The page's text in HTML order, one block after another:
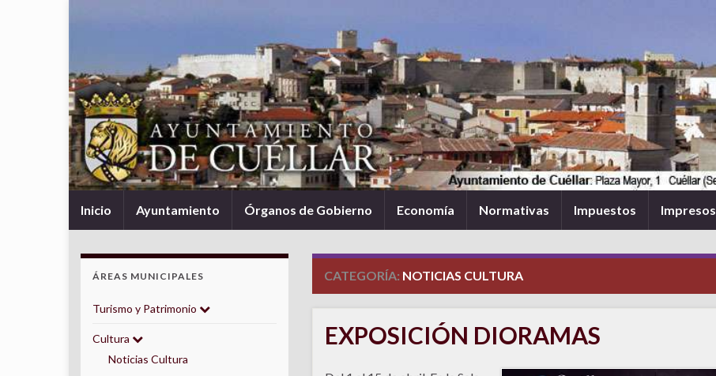
Inicio Ayuntamiento Órganos de Gobierno Economía Normativas Impuestos Impresos
CATEGORÍA: NOTICIAS CULTURA
EXPOSICIÓN DIORAMAS
ÁREAS MUNICIPALES
Turismo y Patrimonio
Cultura
Noticias Cultura